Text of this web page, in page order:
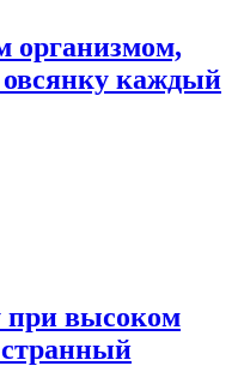
организмом,
овсянку каждый
при высоком